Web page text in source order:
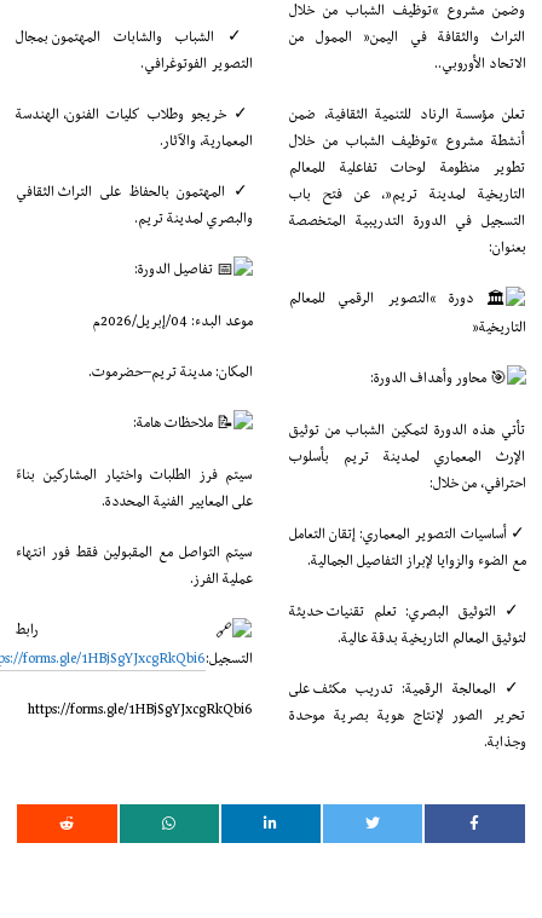
وضمن مشروع “توظيف الشباب من خلال
التراث والثقافة في اليمن” الممول من
الاتحاد الأوروبي..
تعلن مؤسسة الرناد للتنمية الثقافية، ضمن
أنشطة مشروع “توظيف الشباب من خلال
تطوير منظومة لوحات تفاعلية للمعالم
التاريخية لمدينة تريم”، عن فتح باب
التسجيل في الدورة التدريبية المتخصصة
بعنوان:
دورة “التصوير الرقمي للمعالم
التاريخية”
محاور وأهداف الدورة:
تأتي هذه الدورة لتمكين الشباب من توثيق
الإرث المعماري لمدينة تريم بأسلوب
احترافي، من خلال:
✓ أساسيات التصوير المعماري: إتقان التعامل
مع الضوء والزوايا لإبراز التفاصيل الجمالية.
✓ التوثيق البصري: تعلم تقنيات حديثة
لتوثيق المعالم التاريخية بدقة عالية.
✓ المعالجة الرقمية: تدريب مكثف على
تحرير الصور لإنتاج هوية بصرية موحدة
وجذابة.
✓ الشباب والشابات المهتمون بمجال
التصوير الفوتوغرافي.
✓ خريجو وطلاب كليات الفنون، الهندسة
المعمارية، والآثار.
✓ المهتمون بالحفاظ على التراث الثقافي
والبصري لمدينة تريم.
تفاصيل الدورة:
موعد البدء: 04/إبريل/2026م
المكان: مدينة تريم–حضرموت.
ملاحظات هامة:
سيتم فرز الطلبات واختيار المشاركين بناءً
على المعايير الفنية المحددة.
سيتم التواصل مع المقبولين فقط فور انتهاء
عملية الفرز.
رابط
التسجيل:forms.gle/1HBjSgYJxcgRkQbi6
https://forms.gle/1HBjSgYJxcgRkQbi6